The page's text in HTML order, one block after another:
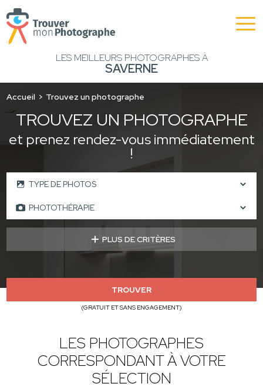
LES MEILLEURS PHOTOGRAPHES À
SAVERNE
Accueil Trouvez un photographe
TROUVEZ UN PHOTOGRAPHE
et prenez rendez-vous immédiatement
!
PLUS DE CRITÈRES
TROUVER
(GRATUIT ET SANS ENGAGEMENT)
LES PHOTOGRAPHES
CORRESPONDANT À VOTRE
SÉLECTION